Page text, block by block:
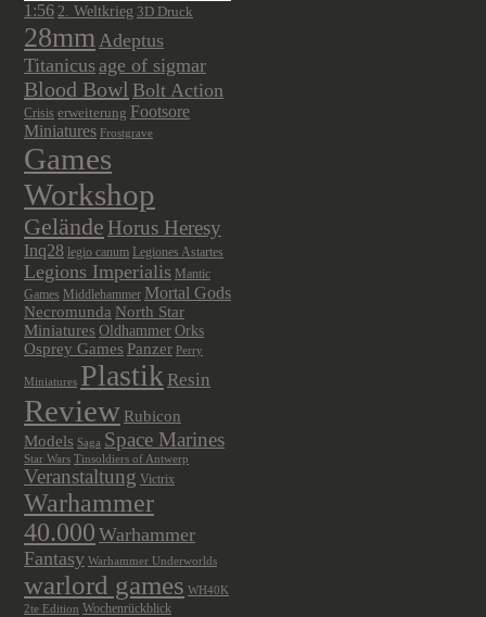
1:56 2. Weltkrieg 3D Druck
28mmAdeptus
Titanicusage of sigmar
Blood Bowl Bolt Action
Crisis erweiterung Footsore
Miniatures Frostgrave
Games
Workshop
Gelände Horus Heresy
Inq28 legio canum Legiones Astartes
Legions Imperialis Mantic
Games Middlehammer Mortal Gods
Necromunda North Star
Miniatures Oldhammer Orks
Osprey Games Panzer Perry
Miniatures Plastik Resin
Review Rubicon
Models Saga Space Marines
Star Wars Tinsoldiers of Antwerp
Veranstaltung Victrix
Warhammer
40.000 Warhammer
Fantasy Warhammer Underworlds
warlord games WH40K
2te Edition Wochenrückblick